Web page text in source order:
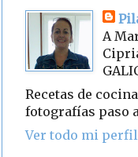
A
Recetas de
fotografías paso
Ver todo mi perfil